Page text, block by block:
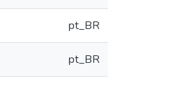
pt_BR
pt_BR